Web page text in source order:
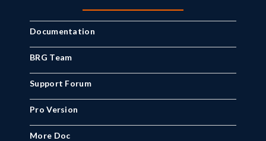
Documentation
BRG Team
Support Forum
Pro Version
More Doc